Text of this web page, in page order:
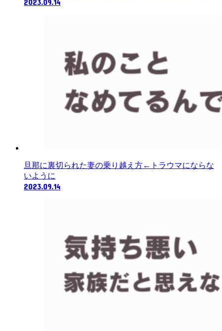
旦那に裏切られた妻の乗り越え方←トラウマにならな
いように
2023.09.14